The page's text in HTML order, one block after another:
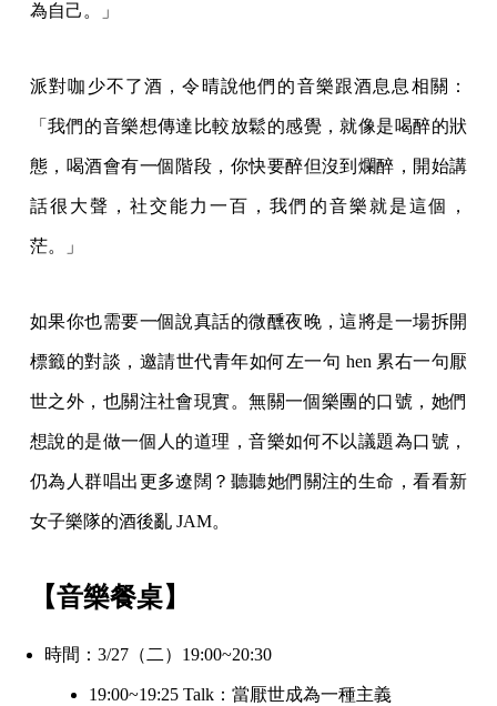
為自己。」
派對咖少不了酒，令晴說他們的音樂跟酒息息相關：
「我們的音樂想傳達比較放鬆的感覺，就像是喝醉的狀
態，喝酒會有一個階段，你快要醉但沒到爛醉，開始講
話很大聲，社交能力一百，我們的音樂就是這個，
茫。」
如果你也需要一個說真話的微醺夜晚，這將是一場拆開
標籤的對談，邀請世代青年如何左一句 hen 累右一句厭
世之外，也關注社會現實。無關一個樂團的口號，她們
想說的是做一個人的道理，音樂如何不以議題為口號，
仍為人群唱出更多遼闊？聽聽她們關注的生命，看看新
女子樂隊的酒後亂 JAM。
【音樂餐桌】
時間：3/27（二）19:00~20:30
19:00~19:25 Talk：當厭世成為一種主義